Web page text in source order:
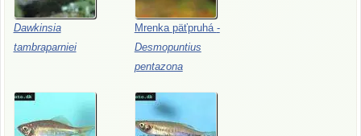
Dawkinsia
tambraparniei
Mrenka päťpruhá -
Desmopuntius
pentazona